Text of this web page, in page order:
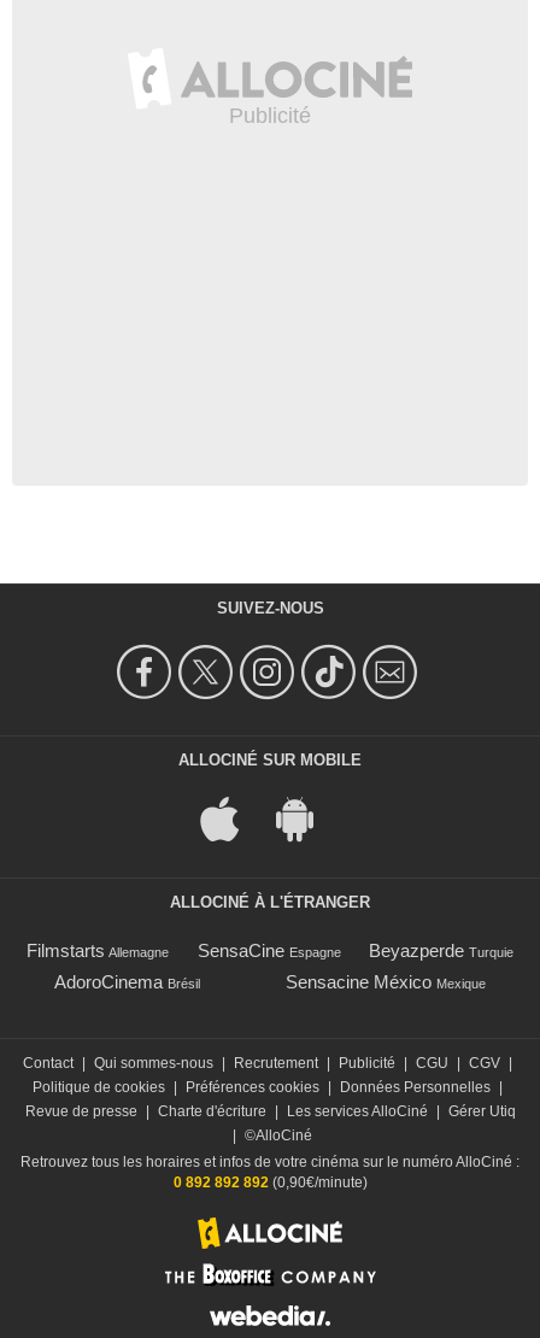
SUIVEZ-NOUS
ALLOCINÉ SUR MOBILE
ALLOCINÉ À L'ÉTRANGER
Filmstarts Allemagne SensaCine Espagne Beyazperde Turquie
AdoroCinema Brésil Sensacine México Mexique
Contact Qui sommes-nous Recrutement Publicité CGU CGV
Politique de cookies
Préférences cookies Données Personnelles
Revue de presse
Charte d'écriture Les services AlloCiné
Gérer Utiq
©AlloCiné
Retrouvez tous les horaires et infos de votre cinéma sur le numéro AlloCiné :
0 892 892 892(0,90€/minute)